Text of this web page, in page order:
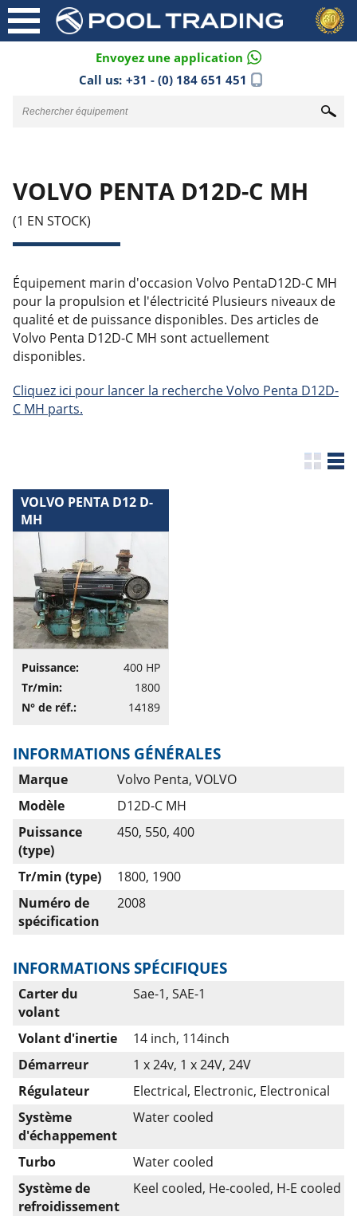
Envoyez une application
Call us: +31 - (0) 184 651 451
VOLVO PENTA D12D-C MH
(1 EN STOCK)
Équipement marin d'occasion Volvo PentaD12D-C MH
pour la propulsion et l'électricité Plusieurs niveaux de
qualité et de puissance disponibles. Des articles de
Volvo Penta D12D-C MH sont actuellement
disponibles.
Cliquez ici pour lancer la recherche Volvo Penta D12D-
C MH parts.
VOLVO PENTA D12 D-
MH
Puissance:
400 HP
Tr/min:
1800
N° de réf.:
14189
INFORMATIONS GÉNÉRALES
Marque
Volvo Penta, VOLVO
Modèle
D12D-C MH
Puissance
(type)
450, 550, 400
Tr/min (type)
1800, 1900
Numéro de
spécification
2008
INFORMATIONS SPÉCIFIQUES
Carter du
volant
Sae-1, SAE-1
Volant d'inertie
14 inch, 114inch
Démarreur
1 x 24v, 1 x 24V, 24V
Régulateur
Electrical, Electronic, Electronical
Système
d'échappement
Water cooled
Turbo
Water cooled
Système de
refroidissement
Keel cooled, He-cooled, H-E cooled